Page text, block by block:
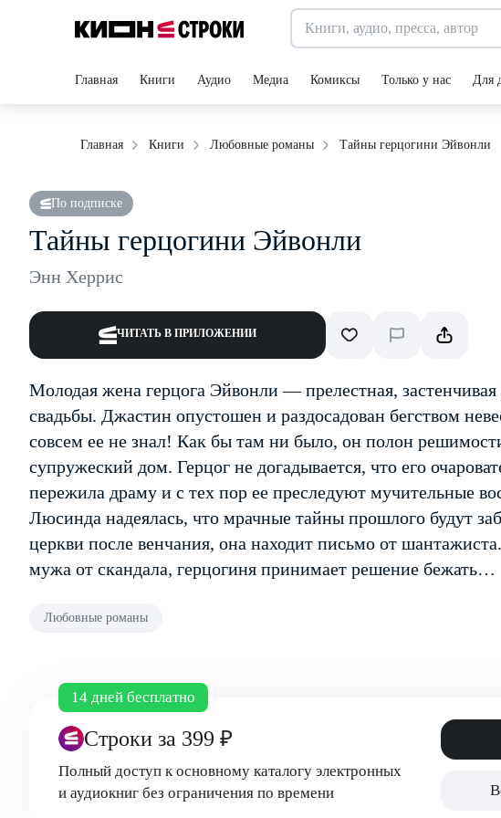
Главная Книги Аудио Медиа Комиксы Только у нас Для
Главная Книги Любовные романы Тайны герцогини Эйвонли
По подписке
Тайны герцогини Эйвонли
Энн Херрис
ЧИТАТЬ В ПРИЛОЖЕНИИ
Молодая жена герцога Эйвонли — прелестная,
свадьбы. Джастин опустошен и раздосадован бегством
совсем ее не знал! Как бы там ни было, он полон
супружеский дом. Герцог не догадывается, что его
пережила драму и с тех пор ее преследуют мучительные
Люсинда надеялась, что мрачные тайны прошлого будут
церкви после венчания, она находит письмо от
мужа от скандала, герцогиня принимает решение бежать…
Любовные романы
14 дней бесплатно
Строки за 399 ₽
Полный доступ к основному каталогу электронных
и аудиокниг без ограничения по времени